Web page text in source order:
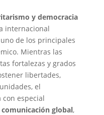
y democracia
internacional
de los principales
Mientras las
fortalezas y grados
libertades,
el
especial
comunicación global,